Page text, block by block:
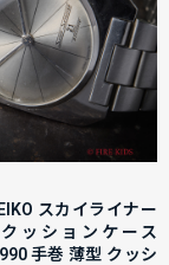
スカイライナー
ッションケース
手巻 薄型 クッシ